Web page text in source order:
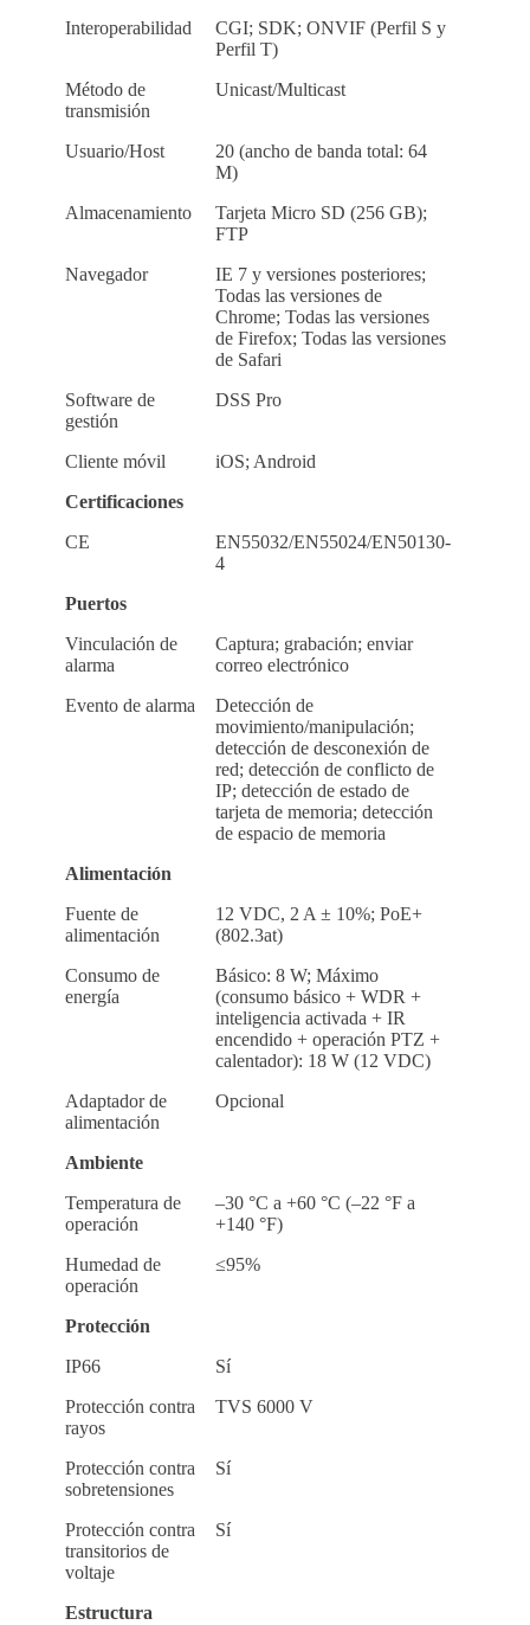
Interoperabilidad
CGI; SDK; ONVIF (Perfil S y
Perfil T)
Método de
transmisión
Unicast/Multicast
Usuario/Host
20 (ancho de banda total: 64
M)
Almacenamiento
Tarjeta Micro SD (256 GB);
FTP
Navegador
IE 7 y versiones posteriores;
Todas las versiones de
Chrome; Todas las versiones
de Firefox; Todas las versiones
de Safari
Software de
gestión
DSS Pro
Cliente móvil
iOS; Android
Certificaciones
CE
EN55032/EN55024/EN50130-
4
Puertos
Vinculación de
alarma
Captura; grabación; enviar
correo electrónico
Evento de alarma
Detección de
movimiento/manipulación;
detección de desconexión de
red; detección de conflicto de
IP; detección de estado de
tarjeta de memoria; detección
de espacio de memoria
Alimentación
Fuente de
alimentación
12 VDC, 2 A ± 10%; PoE+
(802.3at)
Consumo de
energía
Básico: 8 W; Máximo
(consumo básico + WDR +
inteligencia activada + IR
encendido + operación PTZ +
calentador): 18 W (12 VDC)
Adaptador de
alimentación
Opcional
Ambiente
Temperatura de
operación
–30 °C a +60 °C (–22 °F a
+140 °F)
Humedad de
operación
≤95%
Protección
IP66
Sí
Protección contra
rayos
TVS 6000 V
Protección contra
sobretensiones
Sí
Protección contra
transitorios de
voltaje
Sí
Estructura